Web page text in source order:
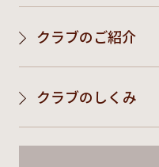
クラブのご紹介
クラブのしくみ